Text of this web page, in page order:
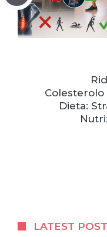
Colesterolo
Dieta:
LATEST